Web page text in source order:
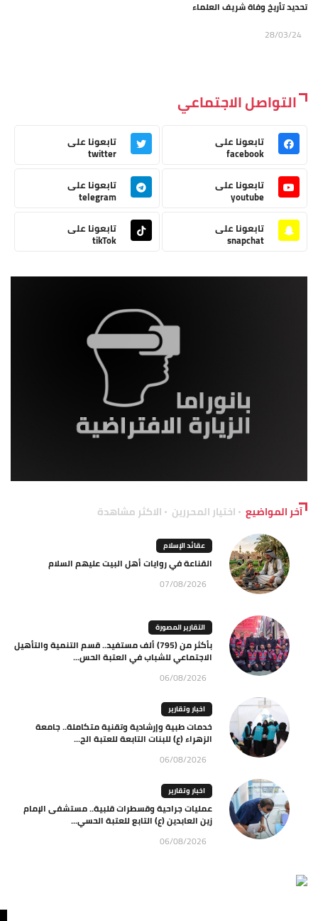
تحديد تأريخ وفاة شريف العلماء
28/03/24
التواصل الاجتماعي
تابعونا على
facebook
تابعونا على
twitter
تابعونا على
youtube
تابعونا على
telegram
تابعونا على
snapchat
تابعونا على
tikTok
آخر المواضيع اختيار المحررين الاكثر مشاهدة
عقائد الإسلام
القناعة في روايات أهل البيت عليهم السلام
07/08/2026
التقارير المصورة
بأكثر من (795) ألف مستفيد.. قسم التنمية والتأهيل
الاجتماعي للشباب في العتبة الحس...
06/08/2026
اخبار وتقارير
خدمات طبية وإرشادية وتقنية متكاملة.. جامعة
الزهراء (ع) للبنات التابعة للعتبة الح...
06/08/2026
اخبار وتقارير
عمليات جراحية وقسطرات قلبية.. مستشفى الإمام
زين العابدين (ع) التابع للعتبة الحسي...
06/08/2026